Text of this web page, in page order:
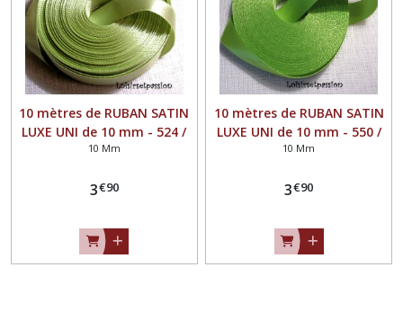
10 mètres de RUBAN SATIN
LUXE UNI de 10 mm - 524 /
VERT ANIS - Galon simple
fêtes, loisirs créatifs,
10 Mm
3€90
10 mètres de RUBAN SATIN
LUXE UNI de 10 mm - 550 /
VERT POMME - Galon
Mariage, fêtes, loisirs
10 Mm
3€90